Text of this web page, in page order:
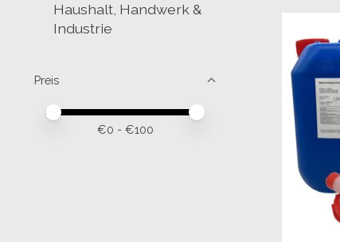
Haushalt, Handwerk &
Industrie
Preis
Preis – Mindestwert
Price maximum value
€0 - €100